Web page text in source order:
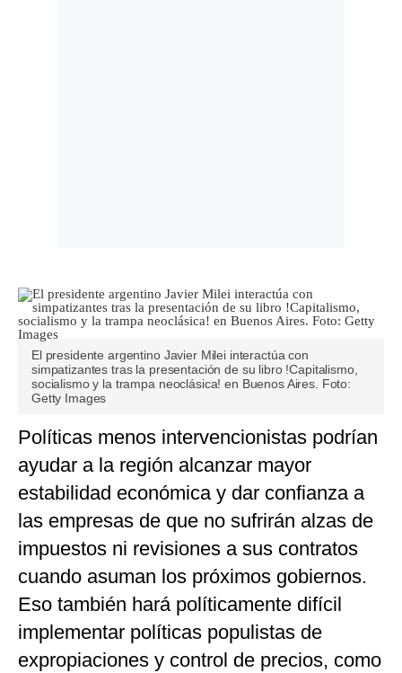
El presidente argentino Javier Milei interactúa con
simpatizantes tras la presentación de su libro !Capitalismo,
socialismo y la trampa neoclásica! en Buenos Aires. Foto:
Getty Images
Políticas menos intervencionistas podrían
ayudar a la región alcanzar mayor
estabilidad económica y dar confianza a
las empresas de que no sufrirán alzas de
impuestos ni revisiones a sus contratos
cuando asuman los próximos gobiernos.
Eso también hará políticamente difícil
implementar políticas populistas de
expropiaciones y control de precios, como